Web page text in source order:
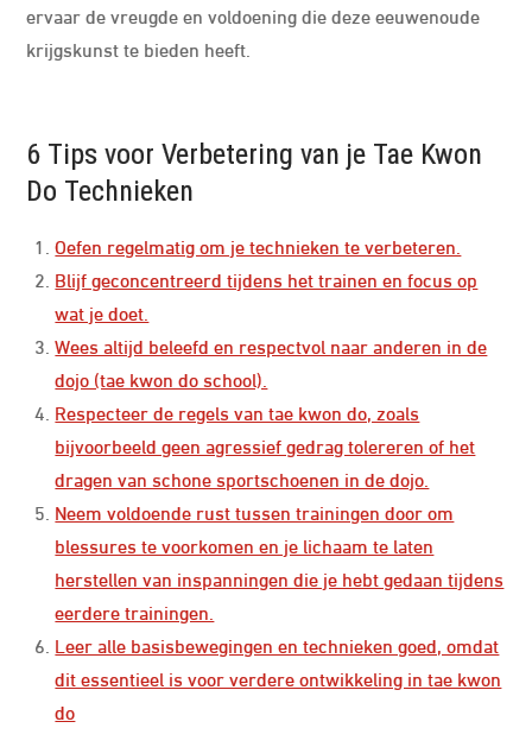
ervaar de vreugde en voldoening die deze eeuwenoude
krijgskunst te bieden heeft.
6 Tips voor Verbetering van je Tae Kwon
Do Technieken
Oefen regelmatig om je technieken te verbeteren.
Blijf geconcentreerd tijdens het trainen en focus op
wat je doet.
Wees altijd beleefd en respectvol naar anderen in de
dojo (tae kwon do school).
Respecteer de regels van tae kwon do, zoals
bijvoorbeeld geen agressief gedrag tolereren of het
dragen van schone sportschoenen in de dojo.
Neem voldoende rust tussen trainingen door om
blessures te voorkomen en je lichaam te laten
herstellen van inspanningen die je hebt gedaan tijdens
eerdere trainingen.
Leer alle basisbewegingen en technieken goed, omdat
dit essentieel is voor verdere ontwikkeling in tae kwon
do